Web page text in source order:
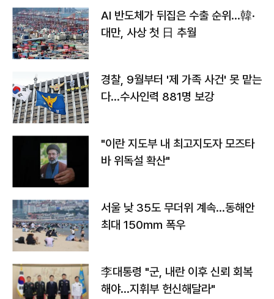
AI 반도체가 뒤집은 수출 순위…韓·
대만, 사상 첫 日 추월
경찰, 9월부터 '제 가족 사건' 못 맡는
다…수사인력 881명 보강
"이란 지도부 내 최고지도자 모즈타
바 위독설 확산"
서울 낮 35도 무더위 계속…동해안
최대 150㎜ 폭우
李대통령 "군, 내란 이후 신뢰 회복
해야…지휘부 헌신해달라"